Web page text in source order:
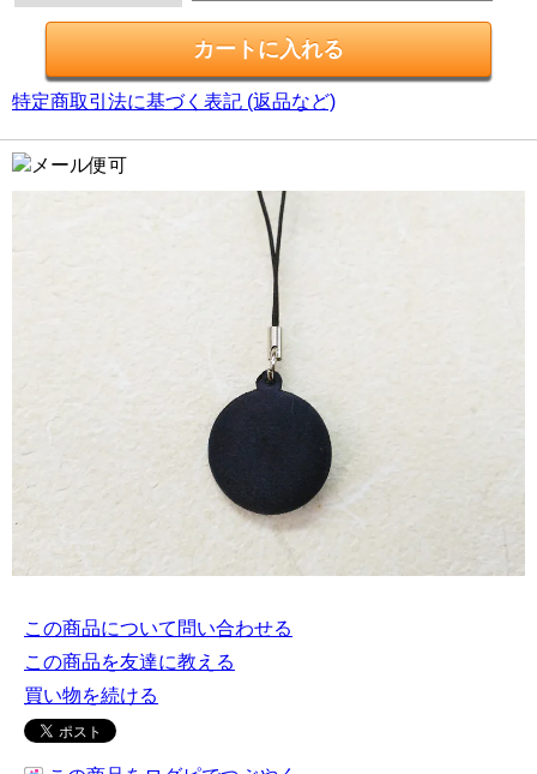
特定商取引法に基づく表記 (返品など)
この商品について問い合わせる
この商品を友達に教える
買い物を続ける